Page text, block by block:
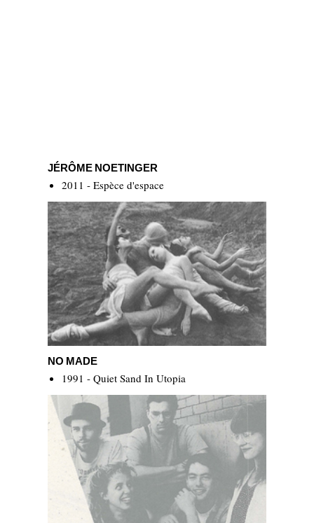
Jérôme Noetinger
JÉRÔME NOETINGER
2011 - Espèce d'espace
NO MADE
1991 - Quiet Sand In Utopia